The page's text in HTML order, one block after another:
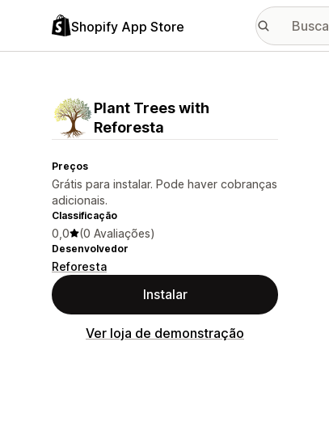
Shopify App Store
Plant Trees with
Reforesta
Preços
Grátis para instalar. Pode haver cobranças
adicionais.
Classificação
0,0 (0 Avaliações)
Desenvolvedor
Reforesta
Instalar
Ver loja de demonstração